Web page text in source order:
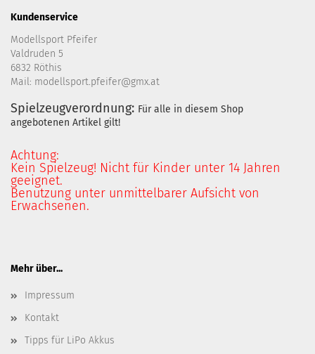
Kundenservice
Modellsport Pfeifer
Valdruden 5
6832 Röthis
Mail: modellsport.pfeifer@gmx.at
Spielzeugverordnung: Für alle in diesem Shop
angebotenen Artikel gilt!
Achtung:
Kein Spielzeug! Nicht für Kinder unter 14 Jahren
geeignet.
Benutzung unter unmittelbarer Aufsicht von
Erwachsenen.
Mehr über...
Impressum
Kontakt
Tipps für LiPo Akkus